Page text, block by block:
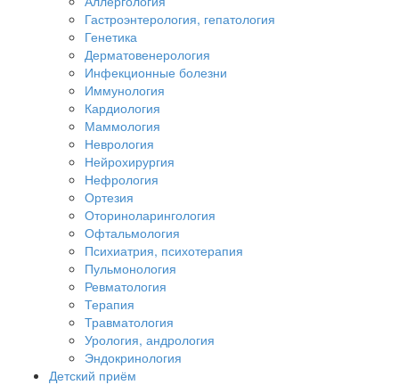
Гастроэнтерология, гепатология
Генетика
Дерматовенерология
Инфекционные болезни
Иммунология
Кардиология
Маммология
Неврология
Нейрохирургия
Нефрология
Ортезия
Оториноларингология
Офтальмология
Психиатрия, психотерапия
Пульмонология
Ревматология
Терапия
Травматология
Урология, андрология
Эндокринология
Детский приём